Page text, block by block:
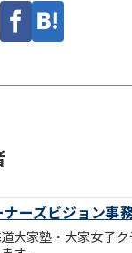
ナーズビジョン事
大家塾・大家女子